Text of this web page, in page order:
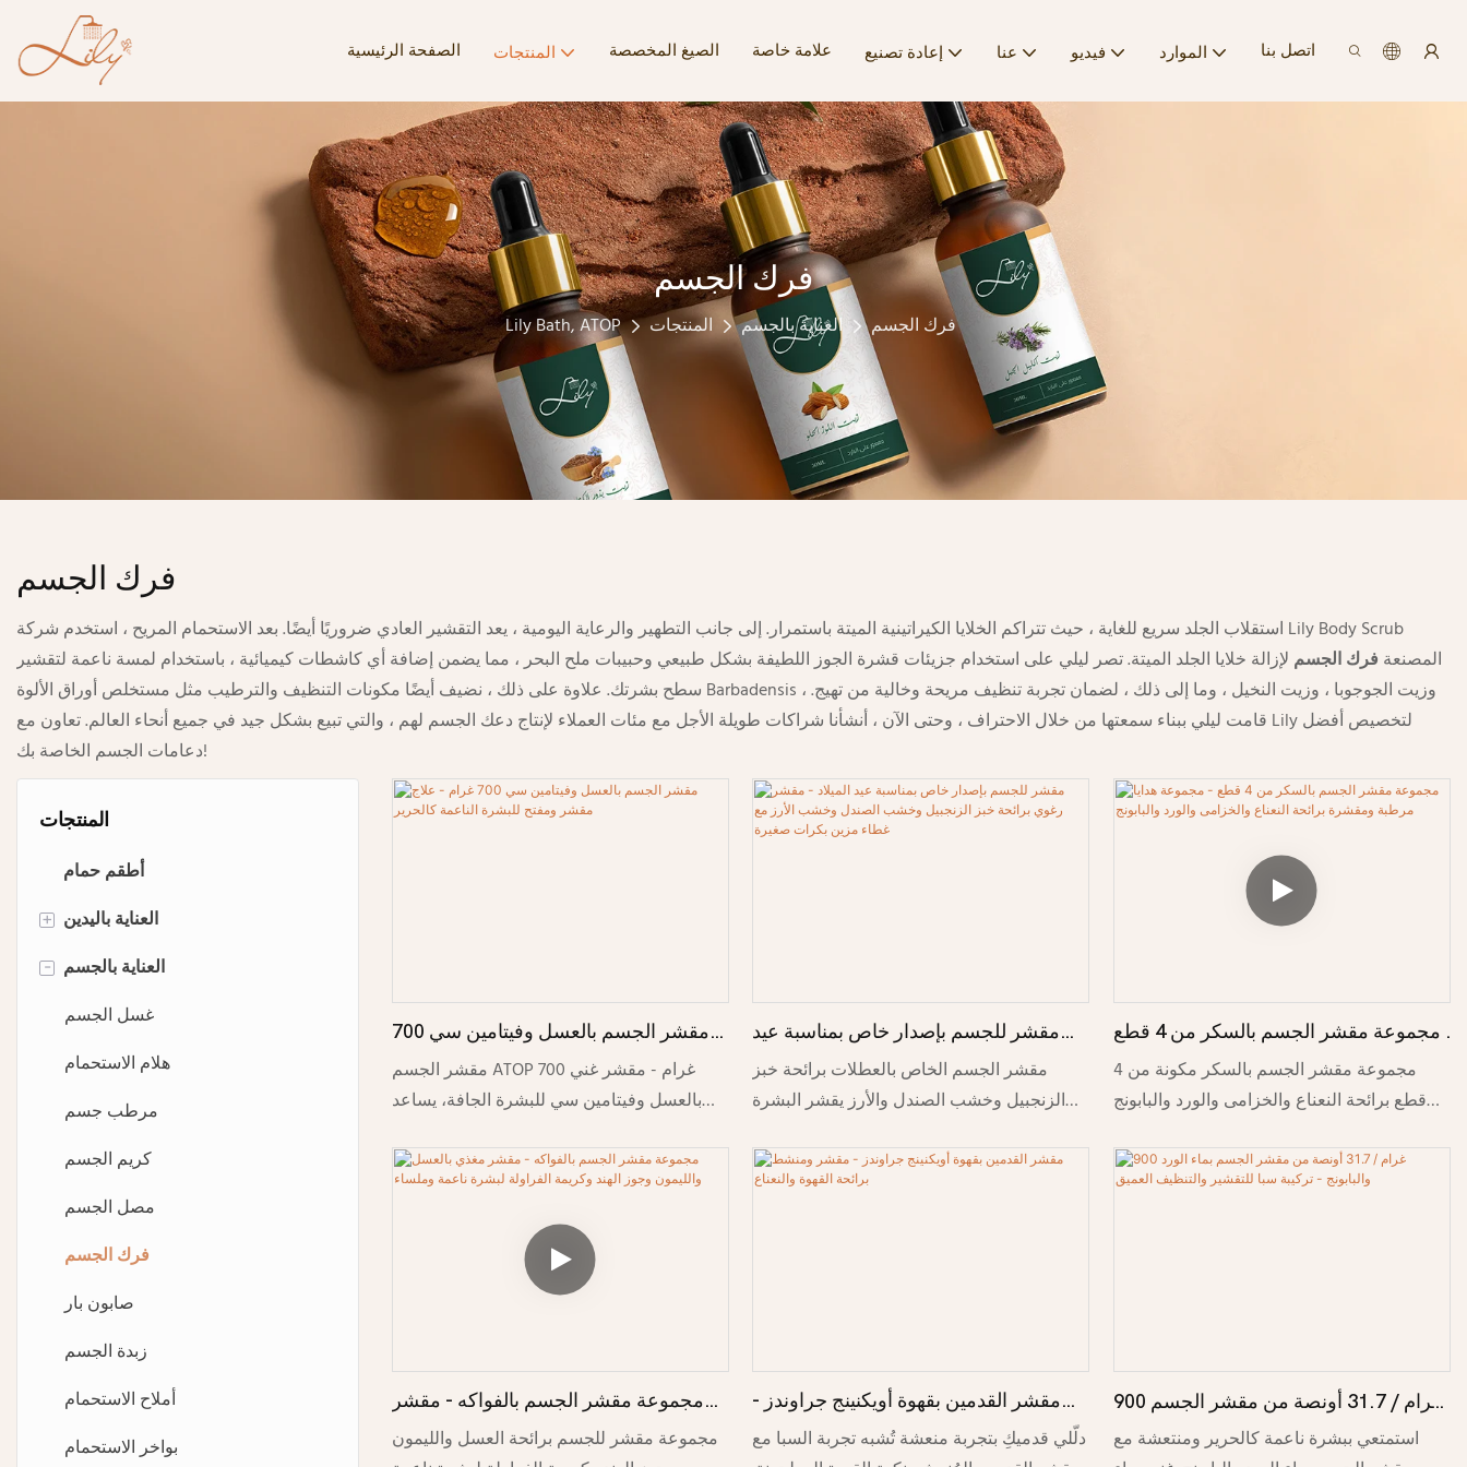
الصفحة الرئيسية المنتجات الصيغ المخصصة علامة خاصة إعادة تصنيع عنا فيديو الموارد اتصل بنا
فرك الجسم
Lily Bath, ATOP المنتجات العناية بالجسم فرك الجسم
فرك الجسم
استقلاب الجلد سريع للغاية ، حيث تتراكم الخلايا الكيراتينية الميتة باستمرار. إلى جانب التطهير والرعاية اليومية ، يعد التقشير العادي ضروريًا أيضًا. بعد الاستحمام المريح ، استخدم شركة Lily Body Scrub
المصنعة فرك الجسم لإزالة خلايا الجلد الميتة. تصر ليلي على استخدام جزيئات قشرة الجوز اللطيفة بشكل طبيعي وحبيبات ملح البحر ، مما يضمن إضافة أي كاشطات كيميائية ، باستخدام لمسة ناعمة لتقشير
سطح بشرتك. علاوة على ذلك ، نضيف أيضًا مكونات التنظيف والترطيب مثل مستخلص أوراق الألوة Barbadensis ، وزيت الجوجوبا ، وزيت النخيل ، وما إلى ذلك ، لضمان تجربة تنظيف مريحة وخالية من تهيج.
قامت ليلي ببناء سمعتها من خلال الاحتراف ، وحتى الآن ، أنشأنا شراكات طويلة الأجل مع مئات العملاء لإنتاج دعك الجسم لهم ، والتي تبيع بشكل جيد في جميع أنحاء العالم. تعاون مع Lily لتخصيص أفضل
دعامات الجسم الخاصة بك!
المنتجات
أطقم حمام
+ العناية باليدين
صابون اليدين
صابون يد رغوي
غسول لليدين
كريم لليدين
مصل اليد
-
العناية بالجسم
غسل الجسم
هلام الاستحمام
مرطب جسم
كريم الجسم
مصل الجسم
فرك الجسم
صابون بار
زبدة الجسم
أملاح الاستحمام
بواخر الاستحمام
مقشر الجسم بالعسل وفيتامين سي 700
غرام - علاج مقشر ومفتح للبشرة الناعمة
كالحرير
مقشر الجسم ATOP 700 غرام - مقشر غني
بالعسل وفيتامين سي للبشرة الجافة، يساعد
24.7 أونصة
مقشر للجسم بإصدار خاص بمناسبة عيد
الميلاد - مقشر رغوي برائحة خبز الزنجبيل
وخشب الصندل وخشب الأرز مع غطاء
مقشر الجسم الخاص بالعطلات برائحة خبز
الزنجبيل وخشب الصندل والأرز يقشر البشرة
المنتجعات الصحية الاحتفالية.
مجموعة مقشر الجسم بالسكر من 4 قطع
- مجموعة هدايا مرطبة ومقشرة برائحة
النعناع والخزامى والورد والبابونج
مجموعة مقشر الجسم بالسكر مكونة من 4
قطع برائحة النعناع والخزامى والورد والبابونج
مجموعة مقشر الجسم بالفواكه - مقشر
مغذي بالعسل والليمون وجوز الهند وكريمة
الفراولة لبشرة ناعمة وملساء
مجموعة مقشر للجسم برائحة العسل والليمون
مقشر القدمين بقهوة أويكنينج جراوندز -
مقشر ومنشط برائحة القهوة والنعناع
دلّلي قدميكِ بتجربة منعشة تُشبه تجربة السبا مع
900 غرام / 31.7 أونصة من مقشر الجسم
بماء الورد والبابونج - تركيبة سبا للتقشير
استمتعي ببشرة ناعمة كالحرير ومنتعشة مع